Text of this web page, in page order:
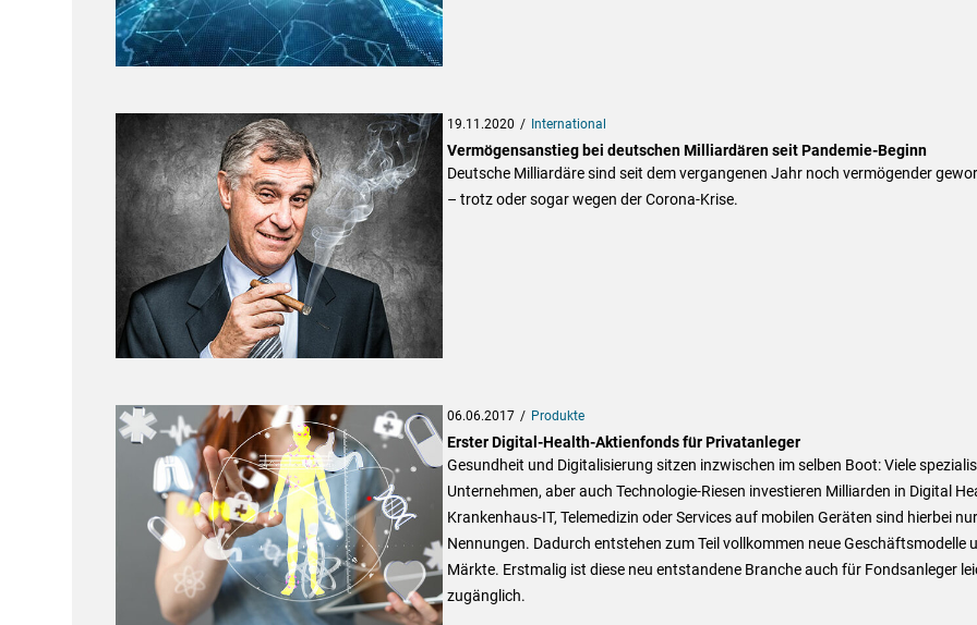
19.11.2020 International
Vermögensanstieg bei deutschen Milliardären seit Pandemie-Beginn
Deutsche Milliardäre sind seit dem vergangenen Jahr noch vermögender
– trotz oder sogar wegen der Corona-Krise.
06.06.2017 Produkte
Erster Digital-Health-Aktienfonds für Privatanleger
Gesundheit und Digitalisierung sitzen inzwischen im selben Boot: Viele
Unternehmen, aber auch Technologie-Riesen investieren Milliarden in Digital
Krankenhaus-IT, Telemedizin oder Services auf mobilen Geräten sind hierbei
Nennungen. Dadurch entstehen zum Teil vollkommen neue Geschäftsmodelle
Märkte. Erstmalig ist diese neu entstandene Branche auch für Fondsanleger
zugänglich.